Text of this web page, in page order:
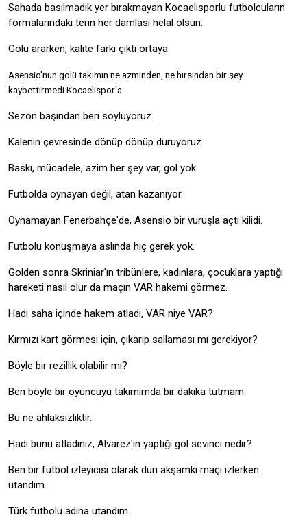
Sahada basılmadık yer bırakmayan Kocaelisporlu futbolcuların
formalarındaki terin her damlası helal olsun.
Golü ararken, kalite farkı çıktı ortaya.
Asensio'nun golü takımın ne azminden, ne hırsından bir şey
kaybettirmedi Kocaelispor'a
Sezon başından beri söylüyoruz.
Kalenin çevresinde dönüp dönüp duruyoruz.
Baskı, mücadele, azim her şey var, gol yok.
Futbolda oynayan değil, atan kazanıyor.
Oynamayan Fenerbahçe'de, Asensio bir vuruşla açtı kilidi.
Futbolu konuşmaya aslında hiç gerek yok.
Golden sonra Skriniar'ın tribünlere, kadınlara, çocuklara yaptığı
hareketi nasıl olur da maçın VAR hakemi görmez.
Hadi saha içinde hakem atladı, VAR niye VAR?
Kırmızı kart görmesi için, çıkarıp sallaması mı gerekiyor?
Böyle bir rezillik olabilir mi?
Ben böyle bir oyuncuyu takımımda bir dakika tutmam.
Bu ne ahlaksızlıktır.
Hadi bunu atladınız, Alvarez'in yaptığı gol sevinci nedir?
Ben bir futbol izleyicisi olarak dün akşamki maçı izlerken
utandım.
Türk futbolu adına utandım.